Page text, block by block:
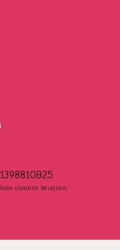
content bevatten.